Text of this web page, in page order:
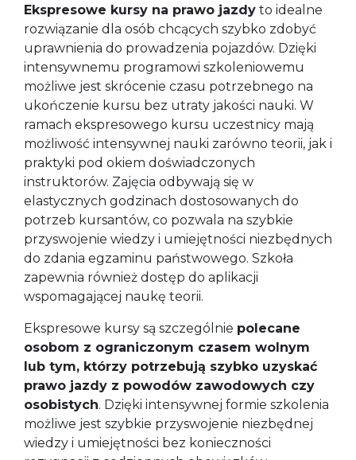
Ekspresowe kursy na prawo jazdy to idealne
rozwiązanie dla osób chcących szybko zdobyć
uprawnienia do prowadzenia pojazdów. Dzięki
intensywnemu programowi szkoleniowemu
możliwe jest skrócenie czasu potrzebnego na
ukończenie kursu bez utraty jakości nauki. W
ramach ekspresowego kursu uczestnicy mają
możliwość intensywnej nauki zarówno teorii, jak i
praktyki pod okiem doświadczonych
instruktorów. Zajęcia odbywają się w
elastycznych godzinach dostosowanych do
potrzeb kursantów, co pozwala na szybkie
przyswojenie wiedzy i umiejętności niezbędnych
do zdania egzaminu państwowego. Szkoła
zapewnia również dostęp do aplikacji
wspomagającej naukę teorii.
Ekspresowe kursy są szczególnie polecane
osobom z ograniczonym czasem wolnym
lub tym, którzy potrzebują szybko uzyskać
prawo jazdy z powodów zawodowych czy
osobistych. Dzięki intensywnej formie szkolenia
możliwe jest szybkie przyswojenie niezbędnej
wiedzy i umiejętności bez konieczności